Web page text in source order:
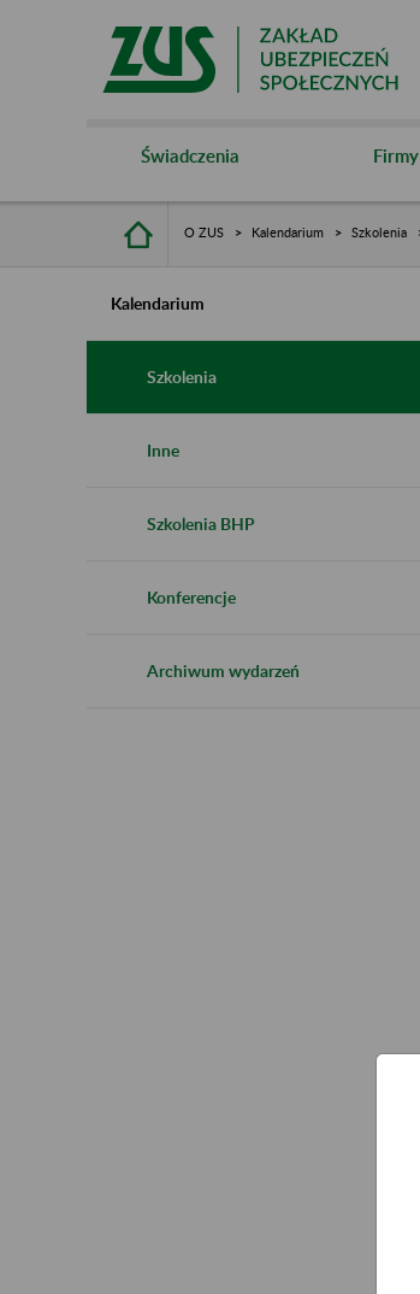
Świadczenia Firmy
O ZUS Kalendarium Szkolenia
Kalendarium
Szkolenia
Inne
Szkolenia BHP
Konferencje
Archiwum wydarzeń